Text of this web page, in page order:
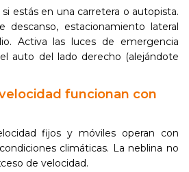
estás en una carretera o autopista.
descanso, estacionamiento lateral
Activa las luces de emergencia
auto del lado derecho (alejándote
funcionan con
fijos y móviles operan con
climáticas. La neblina no
de velocidad.